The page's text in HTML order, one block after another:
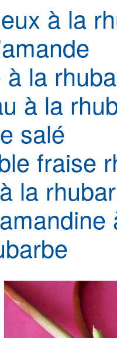
à la
à la
à la
salé
fraise
la